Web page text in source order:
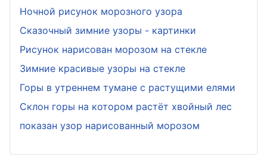
Ночной рисунок морозного узора
Сказочный зимние узоры - картинки
Рисунок нарисован морозом на стекле
Зимние красивые узоры на стекле
Горы в утреннем тумане с растущими елями
Склон горы на котором растёт хвойный лес
показан узор нарисованный морозом